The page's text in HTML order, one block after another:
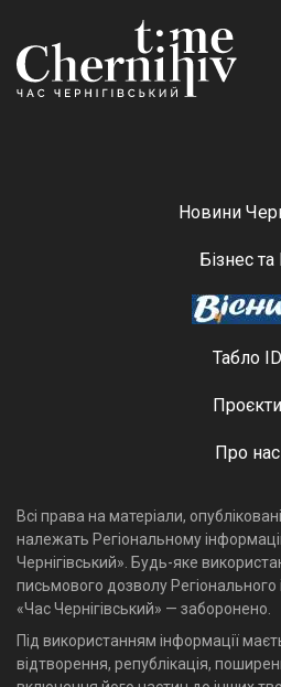
Новини
Бізнес та
Табло ID
Проєкти
Про нас
Всі права на матеріали,
належать Регіональному
Чернігівський». Будь-яке
письмового дозволу Регіонального
«Час Чернігівський» — заборонено.
Під використанням інформації
відтворення, републікація,